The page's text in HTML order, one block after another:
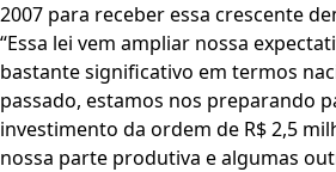
2007 para receber essa crescente
“Essa lei vem ampliar nossa
bastante significativo em termos
passado, estamos nos preparando
investimento da ordem de R$ 2,5
nossa parte produtiva e algumas